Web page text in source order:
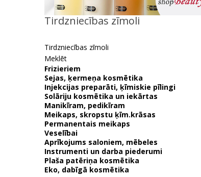
Tirdzniecības zīmoli
Tirdzniecības zīmoli
Meklēt
Frizieriem
Sejas, ķermeņa kosmētika
Injekcijas preparāti, ķīmiskie pīlingi
Solāriju kosmētika un iekārtas
Manikīram, pedikīram
Meikaps, skropstu ķīm.krāsas
Permanentais meikaps
Veselībai
Aprīkojums saloniem, mēbeles
Instrumenti un darba piederumi
Plaša patēriņa kosmētika
Eko, dabīgā kosmētika